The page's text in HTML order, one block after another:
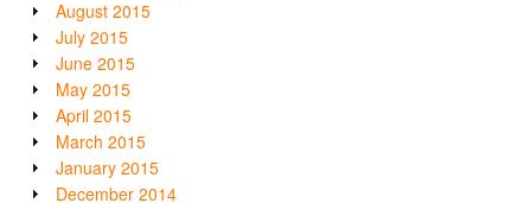
August 2015
July 2015
June 2015
May 2015
April 2015
March 2015
January 2015
December 2014